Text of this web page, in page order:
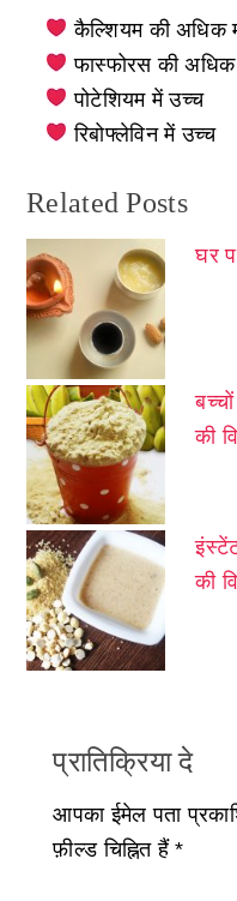
कैल्शियम की अधिक
फास्फोरस की अधिक
पोटेशियम में उच्च
रिबोफ्लेविन में उच्च
Related Posts
घर
की
की
प्रातिक्रिया दे
आपका ईमेल पता
फ़ील्ड चिह्नित हैं*